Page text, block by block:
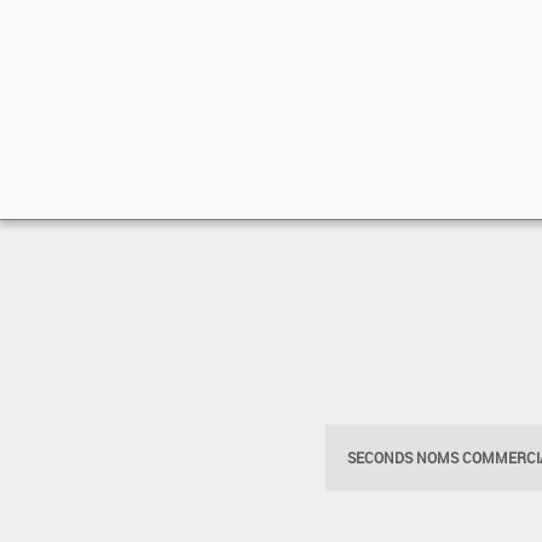
SECONDS NOMS